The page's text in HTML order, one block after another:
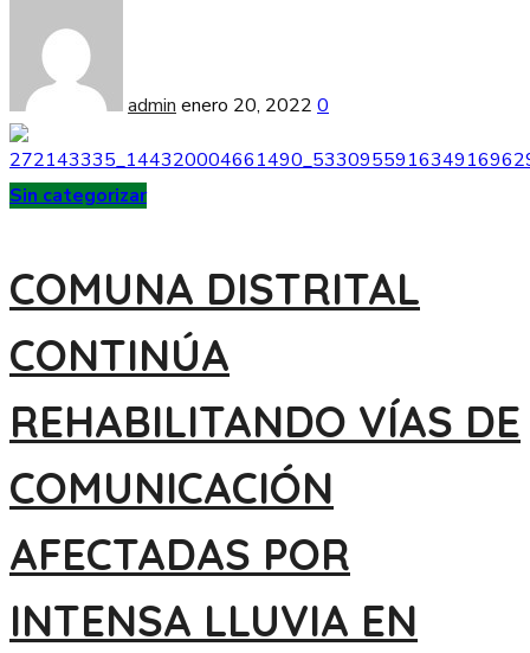
admin enero 20, 2022 0
Sin categorizar
COMUNA DISTRITAL
CONTINÚA
REHABILITANDO VÍAS DE
COMUNICACIÓN
AFECTADAS POR
INTENSA LLUVIA EN